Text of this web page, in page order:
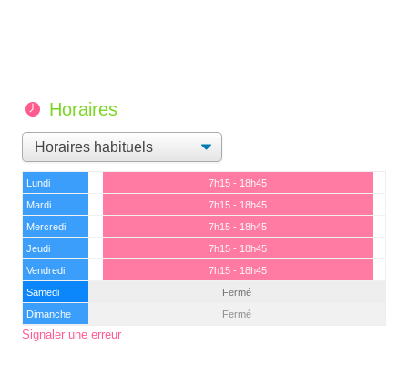
Horaires
Lundi
7h15 - 18h45
Mardi
7h15 - 18h45
Mercredi
7h15 - 18h45
Jeudi
7h15 - 18h45
Vendredi
7h15 - 18h45
Samedi
Fermé
Dimanche
Fermé
Signaler une erreur